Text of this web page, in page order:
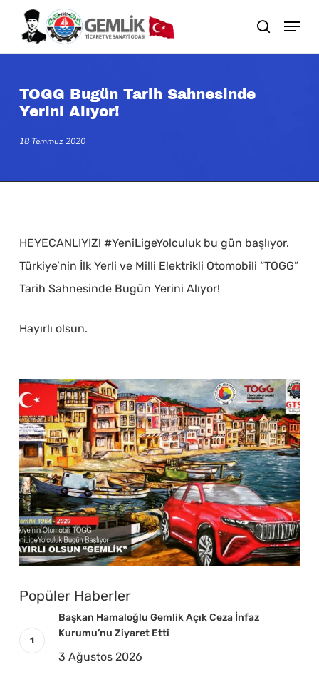
main
search
TOGG Bugün Tarih Sahnesinde
Yerini Alıyor!
18 Temmuz 2020
HEYECANLIYIZ! #YeniLigeYolculuk bu gün başlıyor.
Türkiye’nin İlk Yerli ve Milli Elektrikli Otomobili “TOGG”
Tarih Sahnesinde Bugün Yerini Alıyor!
Hayırlı olsun.
Popüler Haberler
Başkan Hamaloğlu Gemlik Açık Ceza İnfaz
Kurumu’nu Ziyaret Etti
3 Ağustos 2026